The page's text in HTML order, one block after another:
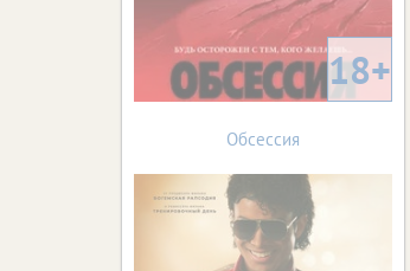
18+
Обсессия